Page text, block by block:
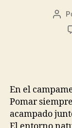
En el
Pomar
acampado